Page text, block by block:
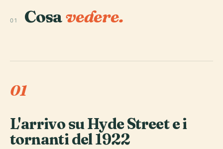
01 Cosavedere.
01
L'arrivo su Hyde Street e i
tornanti del 1922